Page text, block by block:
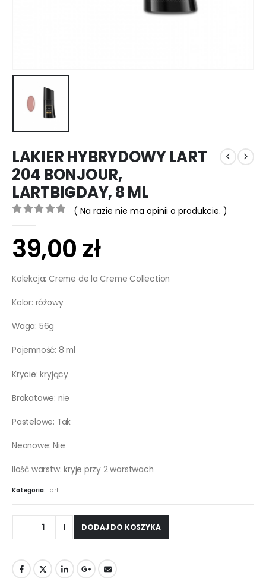
LAKIER HYBRYDOWY LART
204 BONJOUR,
LARTBIGDAY, 8 ML
( Na razie nie ma opinii o produkcie. )
39,00 zł
Kolekcja: Creme de la Creme Collection
Kolor: różowy
Waga: 56g
Pojemność: 8 ml
Krycie: kryjący
Brokatowe: nie
Pastelowe: Tak
Neonowe: Nie
Ilość warstw: kryje przy 2 warstwach
Kategoria: Lart
DODAJ DO KOSZYKA